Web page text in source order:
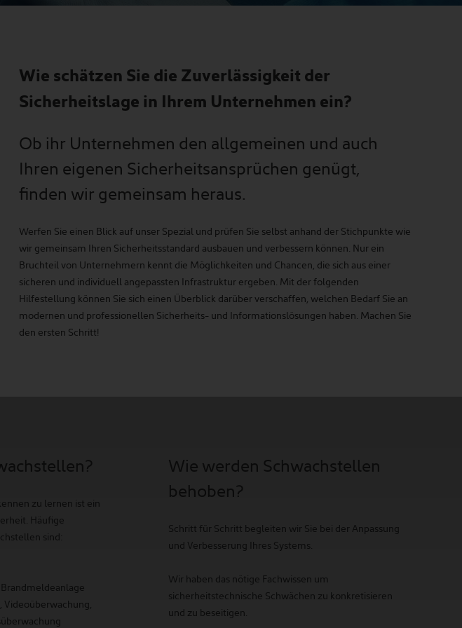
Wie schätzen Sie die Zuverlässigkeit der
Sicherheitslage in Ihrem Unternehmen ein?
Ob ihr Unternehmen den allgemeinen und auch
Ihren eigenen Sicherheitsansprüchen genügt,
finden wir gemeinsam heraus.
Werfen Sie einen Blick auf unser Spezial und prüfen Sie selbst anhand der Stichpunkte wie
wir gemeinsam Ihren Sicherheitsstandard ausbauen und verbessern können. Nur ein
Bruchteil von Unternehmern kennt die Möglichkeiten und Chancen, die sich aus einer
sicheren und individuell angepassten Infrastruktur ergeben. Mit der folgenden
Hilfestellung können Sie sich einen Überblick darüber verschaffen, welchen Bedarf Sie an
modernen und professionellen Sicherheits- und Informationslösungen haben. Machen Sie
den ersten Schritt!
zu lernen ist ein
Häufige
sind:
Wie werden Schwachstellen
behoben?
Schritt für Schritt begleiten wir Sie bei der Anpassung
und Verbesserung Ihres Systems.
Wir haben das nötige Fachwissen um
sicherheitstechnische Schwächen zu konkretisieren
und zu beseitigen.